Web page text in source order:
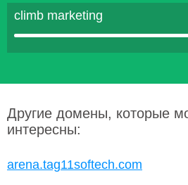
climb marketing
Другие домены, которые
интересны:
arena.tag11softech.com